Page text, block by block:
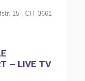
15 - CH- 3661
– LIVE TV